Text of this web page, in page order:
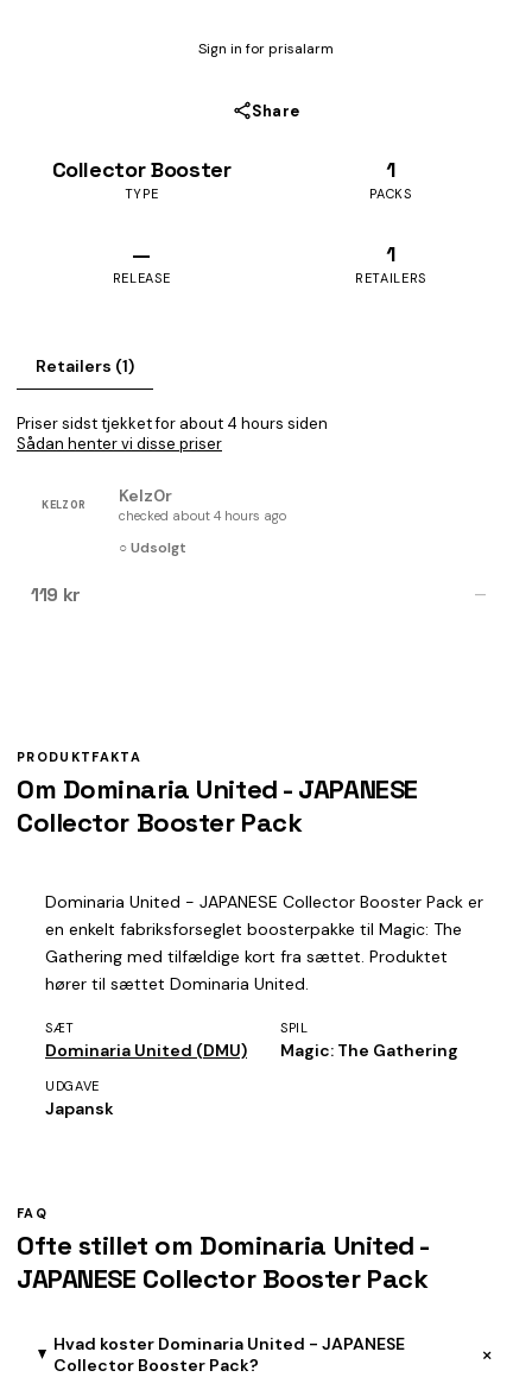
Sign in for prisalarm
Share
Collector Booster
TYPE
1
PACKS
—
RELEASE
1
RETAILERS
Retailers (1)
Priser sidst tjekket for about 4 hours siden
Sådan henter vi disse priser
KELZ0R Kelz0r
checked about 4 hours ago
○ Udsolgt
119 kr —
PRODUKTFAKTA
Om Dominaria United - JAPANESE
Collector Booster Pack
Dominaria United - JAPANESE Collector Booster Pack er
en enkelt fabriksforseglet boosterpakke til Magic: The
Gathering med tilfældige kort fra sættet. Produktet
hører til sættet Dominaria United.
SÆT
Dominaria United (DMU)
SPIL
Magic: The Gathering
UDGAVE
Japansk
FAQ
Ofte stillet om Dominaria United -
JAPANESE Collector Booster Pack
Hvad koster Dominaria United - JAPANESE
Collector Booster Pack?
+